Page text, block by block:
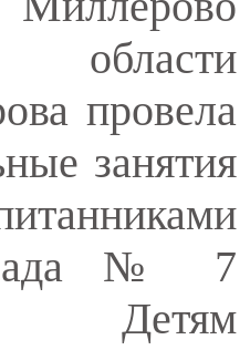
области
провела
занятия
сада № 7
Детям